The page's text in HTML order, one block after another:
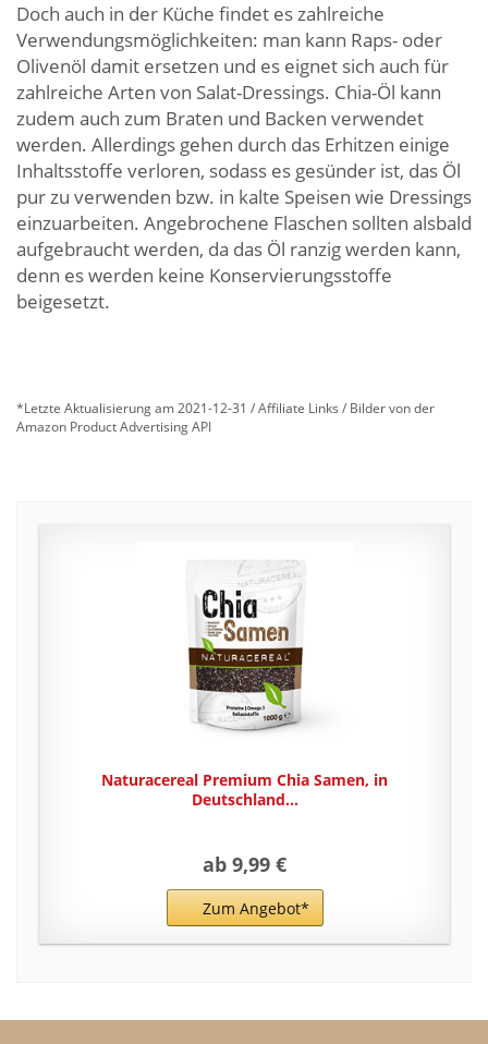
Doch auch in der Küche findet es zahlreiche
Verwendungsmöglichkeiten: man kann Raps- oder
Olivenöl damit ersetzen und es eignet sich auch für
zahlreiche Arten von Salat-Dressings. Chia-Öl kann
zudem auch zum Braten und Backen verwendet
werden. Allerdings gehen durch das Erhitzen einige
Inhaltsstoffe verloren, sodass es gesünder ist, das Öl
pur zu verwenden bzw. in kalte Speisen wie Dressings
einzuarbeiten. Angebrochene Flaschen sollten alsbald
aufgebraucht werden, da das Öl ranzig werden kann,
denn es werden keine Konservierungsstoffe
beigesetzt.
*Letzte Aktualisierung am 2021-12-31 / Affiliate Links / Bilder von der
Amazon Product Advertising API
Naturacereal Premium Chia Samen, in
Deutschland...
ab 9,99 €
Zum Angebot*